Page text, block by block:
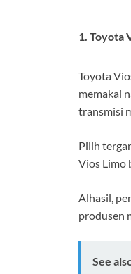
1. Toyota
Toyota
memakai
transmisi
Pilih
Vios Limo
Alhasil,
produsen
See